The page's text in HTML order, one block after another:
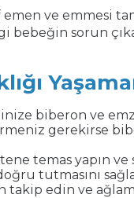
ve emmesi
bebeğin sorun
biberon ve
gerekirse
temas yapın ve
tutmasını
takip edin ve